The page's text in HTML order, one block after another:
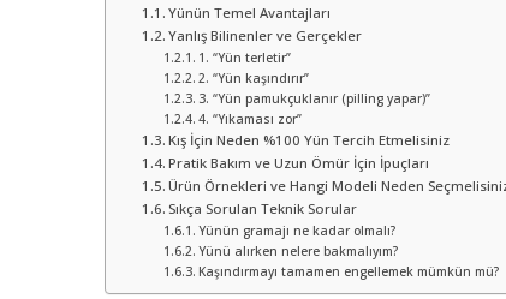
Yünün Temel Avantajları
Yanlış Bilinenler ve Gerçekler
1. “Yün terletir”
2. “Yün kaşındırır”
3. “Yün pamukçuklanır (pilling yapar)”
4. “Yıkaması zor”
Kış İçin Neden %100 Yün Tercih Etmelisiniz
Pratik Bakım ve Uzun Ömür İçin İpuçları
Ürün Örnekleri ve Hangi Modeli Neden
Sıkça Sorulan Teknik Sorular
Yünün gramajı ne kadar olmalı?
Yünü alırken nelere bakmalıyım?
Kaşındırmayı tamamen engellemek mümkün mü?